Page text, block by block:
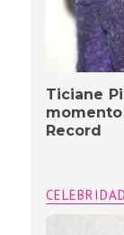
Ticiane
Record